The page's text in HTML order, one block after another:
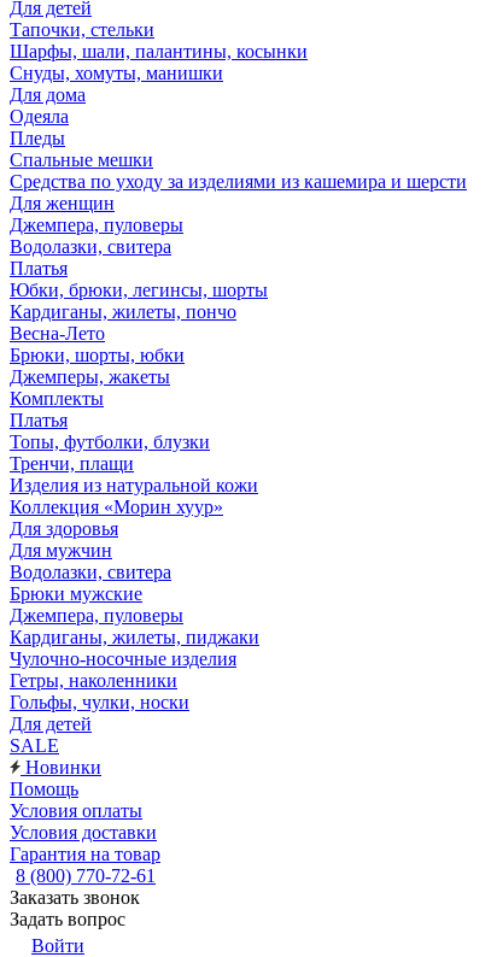
Для детей
Тапочки, стельки
Шарфы, шали, палантины, косынки
Снуды, хомуты, манишки
Для дома
Одеяла
Пледы
Спальные мешки
Средства по уходу за изделиями из кашемира и шерсти
Для женщин
Джемпера, пуловеры
Водолазки, свитера
Платья
Юбки, брюки, легинсы, шорты
Кардиганы, жилеты, пончо
Весна-Лето
Брюки, шорты, юбки
Джемперы, жакеты
Комплекты
Платья
Топы, футболки, блузки
Тренчи, плащи
Изделия из натуральной кожи
Коллекция «Морин хуур»
Для здоровья
Для мужчин
Водолазки, свитера
Брюки мужские
Джемпера, пуловеры
Кардиганы, жилеты, пиджаки
Чулочно-носочные изделия
Гетры, наколенники
Гольфы, чулки, носки
Для детей
SALE
Новинки
Помощь
Условия оплаты
Условия доставки
Гарантия на товар
8 (800) 770-72-61
Заказать звонок
Задать вопрос
Войти